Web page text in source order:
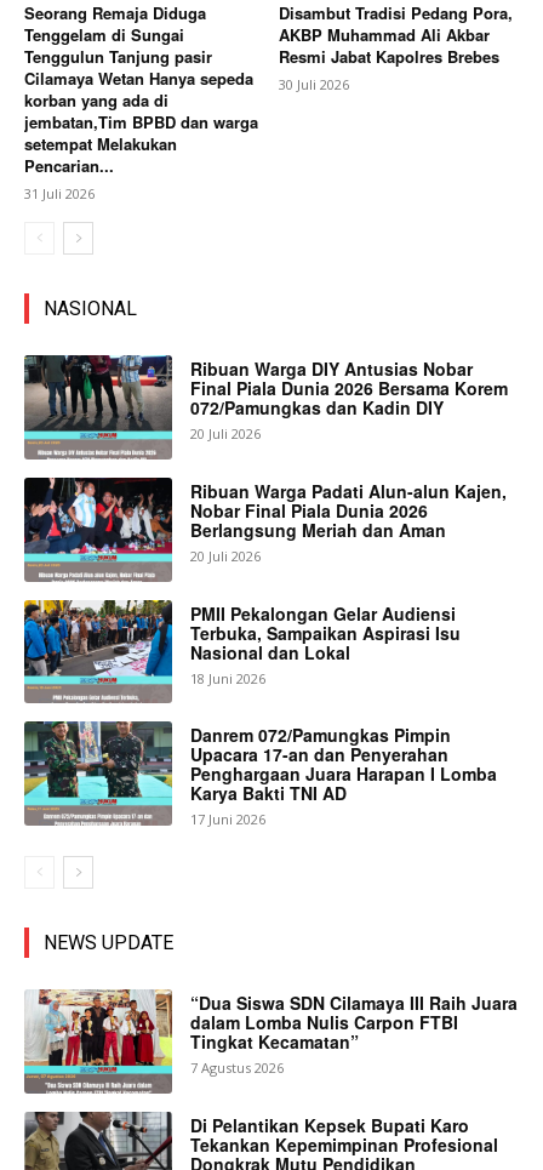
Seorang Remaja Diduga
Tenggelam di Sungai
Tenggulun Tanjung pasir
Cilamaya Wetan Hanya sepeda
korban yang ada di
jembatan,Tim BPBD dan warga
setempat Melakukan
Pencarian...
31 Juli 2026
Disambut Tradisi Pedang Pora,
AKBP Muhammad Ali Akbar
Resmi Jabat Kapolres Brebes
30 Juli 2026
NASIONAL
Ribuan Warga DIY Antusias Nobar
Final Piala Dunia 2026 Bersama Korem
072/Pamungkas dan Kadin DIY
20 Juli 2026
Ribuan Warga Padati Alun-alun Kajen,
Nobar Final Piala Dunia 2026
Berlangsung Meriah dan Aman
20 Juli 2026
PMII Pekalongan Gelar Audiensi
Terbuka, Sampaikan Aspirasi Isu
Nasional dan Lokal
18 Juni 2026
Danrem 072/Pamungkas Pimpin
Upacara 17-an dan Penyerahan
Penghargaan Juara Harapan I Lomba
Karya Bakti TNI AD
17 Juni 2026
NEWS UPDATE
“Dua Siswa SDN Cilamaya III Raih Juara
dalam Lomba Nulis Carpon FTBI
Tingkat Kecamatan”
7 Agustus 2026
Di Pelantikan Kepsek Bupati Karo
Tekankan Kepemimpinan Profesional
Dongkrak Mutu Pendidikan